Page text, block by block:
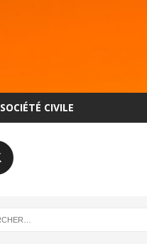
SOCIÉTÉ CIVILE